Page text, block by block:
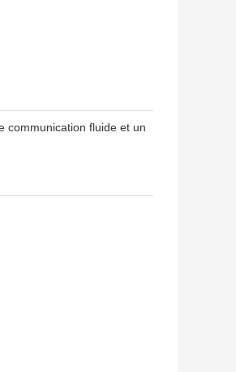
communication fluide et un